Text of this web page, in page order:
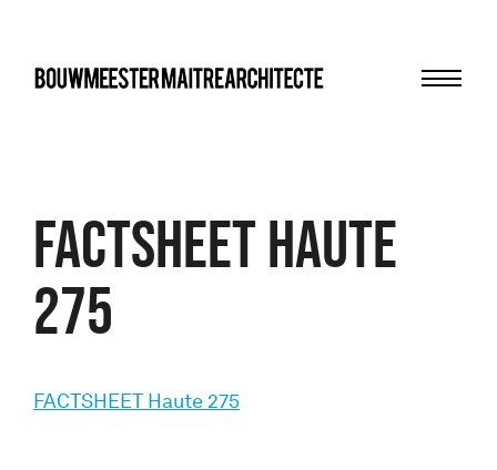
FACTSHEET Haute
275
FACTSHEET Haute 275